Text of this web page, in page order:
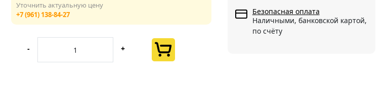
Уточнить актуальную цену
+7 (961) 138-84-27
- +
Безопасная оплата
Наличными, банковской картой,
по счёту